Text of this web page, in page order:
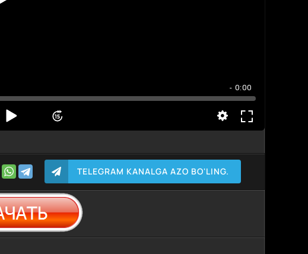
- 0:00
TELEGRAM KANALGA AZO BO'LING.